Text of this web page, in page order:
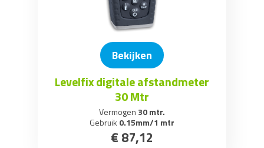
Bekijken
Levelfix digitale afstandmeter
30 Mtr
Vermogen 30 mtr.
Gebruik 0.15mm/1 mtr
€ 87,12